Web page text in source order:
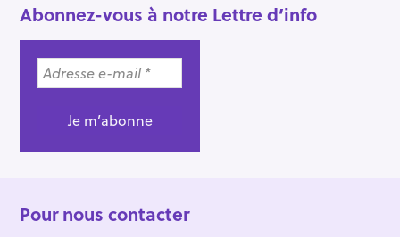
Abonnez-vous à notre Lettre d’info
Pour nous contacter